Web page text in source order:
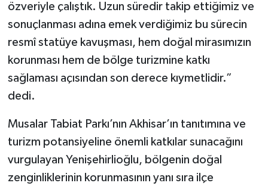
özveriyle çalıştık. Uzun süredir takip ettiğimiz ve
sonuçlanması adına emek verdiğimiz bu sürecin
resmî statüye kavuşması, hem doğal mirasımızın
korunması hem de bölge turizmine katkı
sağlaması açısından son derece kıymetlidir.”
dedi.
Musalar Tabiat Parkı’nın Akhisar’ın tanıtımına ve
turizm potansiyeline önemli katkılar sunacağını
vurgulayan Yenişehirlioğlu, bölgenin doğal
zenginliklerinin korunmasının yanı sıra ilçe